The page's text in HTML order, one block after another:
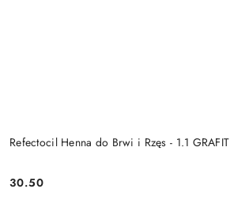
Refectocil Henna do Brwi i Rzęs - 1.1 GRAFIT
Cena:
30.50